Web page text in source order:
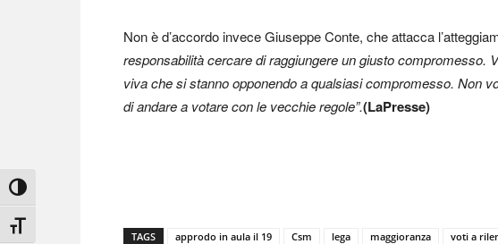
Attiva/disattiva alto contrasto
Attiva/disattiva dimensione testo
Non è d’accordo invece Giuseppe Conte, che attacca
responsabilità cercare di raggiungere un giusto compromesso.
viva che si stanno opponendo a qualsiasi compromesso. Non
di andare a votare con le vecchie regole”.(LaPresse)
TAGS approdo in aula il 19 Csm lega maggioranza voti a